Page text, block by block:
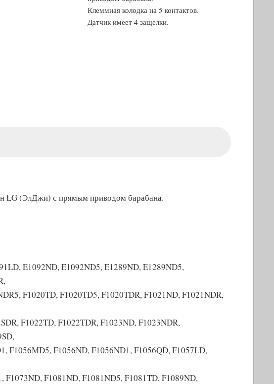
Клеммная колодка на 5 контактов.
Датчик имеет 4 защелки.
LG (ЭлДжи) с прямым приводом барабана.
E1092ND, E1092ND5, E1289ND, E1289ND5,
F1020TD, F1020TD5, F1020TDR, F1021ND, F1021NDR,
F1022TD, F1022TDR, F1023ND, F1023NDR,
F1056MD5, F1056ND, F1056ND1, F1056QD, F1057LD,
F1081ND, F1081ND5, F1081TD, F1089ND,